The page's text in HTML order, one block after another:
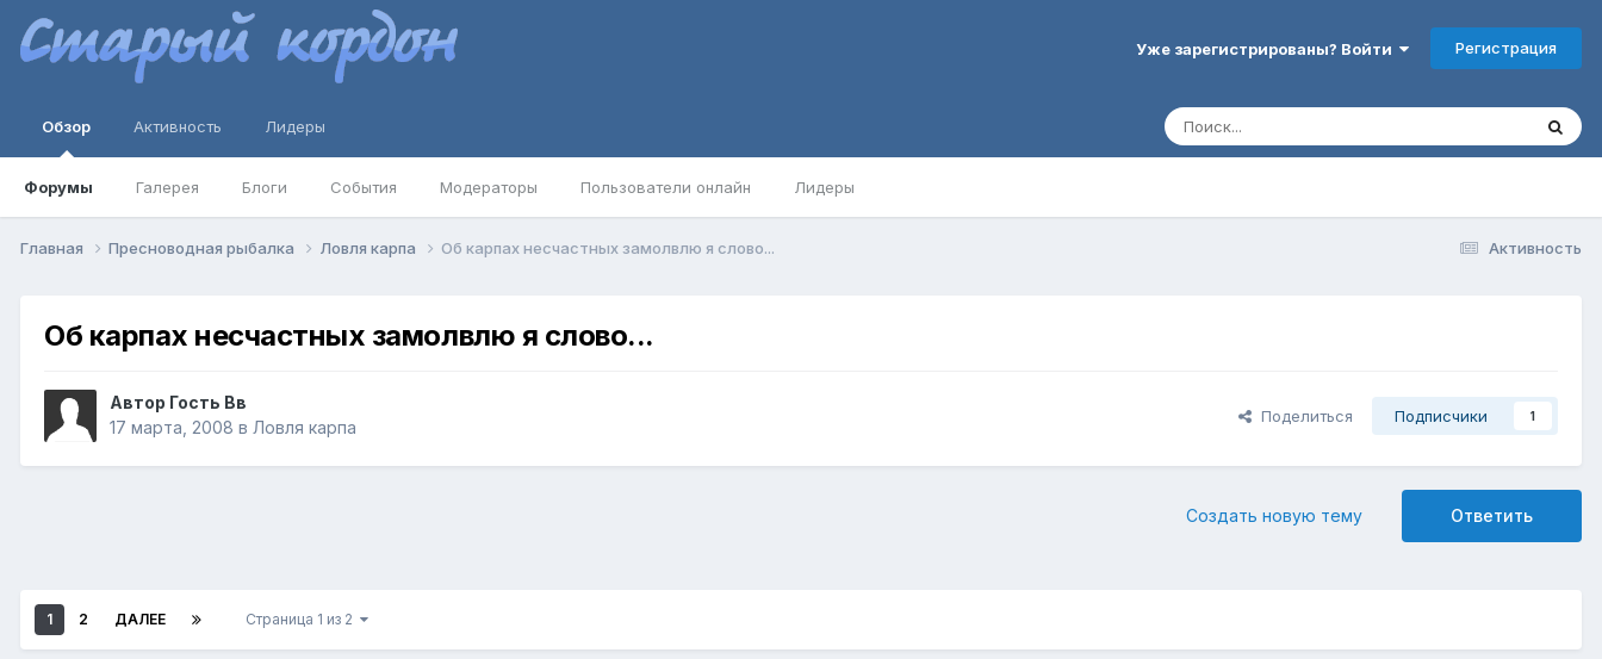
Уже зарегистрированы? Войти Регистрация
Обзор
Форумы Галерея Блоги События Модераторы Пользователи онлайн Лидеры
Активность Лидеры
Активность
Главная Пресноводная рыбалка Ловля карпа Об карпах несчастных замолвлю я слово...
Об карпах несчастных замолвлю я слово...
Автор Гость Вв
17 марта, 2008 в Ловля карпа
Поделиться Подписчики 1
Ответить
Создать новую тему
1 2 ДАЛЕЕ Страница 1 из 2